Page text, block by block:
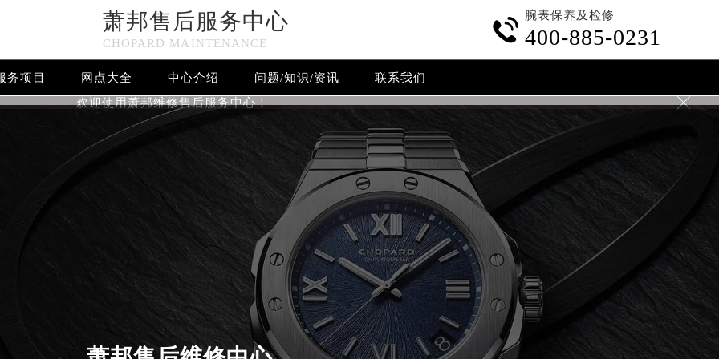
萧邦售后服务中心
CHOPARD MAINTENANCE

腕表保养及检修
400-885-0231
务项目 网点大全 中心介绍 问题/知识/资讯 联系我们
欢迎使用萧邦维修售后服务中心！ 